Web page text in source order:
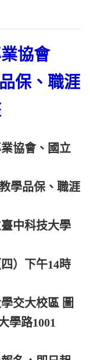
協會
保、職涯
協會、國立
學品保、職涯
中科技大學
）下午14時
交大校區 圖
學路1001